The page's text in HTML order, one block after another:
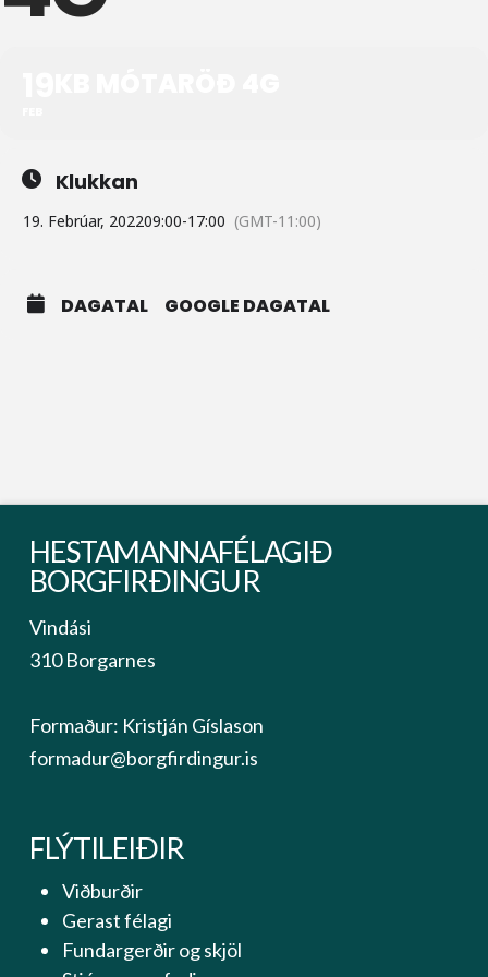
Klukkan
19. Febrúar, 202209:00-17:00 (GMT-11:00)
DAGATAL GOOGLE DAGATAL
HESTAMANNAFÉLAGIÐ
BORGFIRÐINGUR
Vindási
310 Borgarnes
Formaður: Kristján Gíslason
formadur@borgfirdingur.is
FLÝTILEIÐIR
Viðburðir
Gerast félagi
Fundargerðir og skjöl